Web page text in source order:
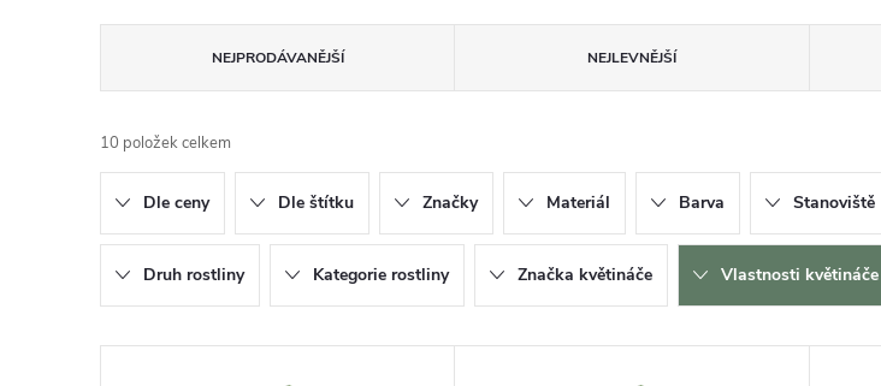
a
z
e
n
í
NEJPRODÁVANĚJŠÍ NEJLEVNĚJŠÍ
10 položek celkem
Dle ceny Dle štítku Značky Materiál Barva Stanoviště
Druh rostliny Kategorie rostliny Značka květináče Vlastnosti květináče